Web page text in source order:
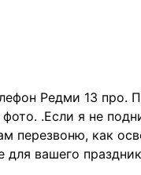
Редми 13 про.
.Если я не
перезвоню, как
вашего